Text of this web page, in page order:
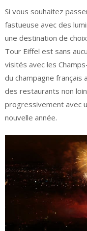
Si vous souhaitez
fastueuse avec des
une destination de
Tour Eiffel est sans
visités avec les
du champagne français
des restaurants non
progressivement avec
nouvelle année.